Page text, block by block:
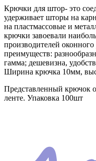
Крючки для штор- это
удерживает шторы на
на пластмассовые и
крючки завоевали
производителей
преимуществ:
гамма; дешевизна,
Ширина крючка 10мм,
Представленный крючок
ленте. Упаковка 100шт